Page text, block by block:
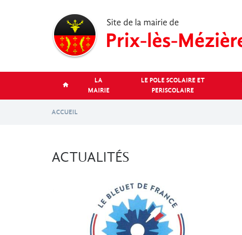
LA
MAIRIE
LE POLE SCOLAIRE ET
PERISCOLAIRE
ACCUEIL
ACTUALITÉS